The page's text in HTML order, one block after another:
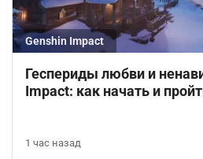
Genshin Impact
Геспериды любви и
Impact: как начать и
1 час назад